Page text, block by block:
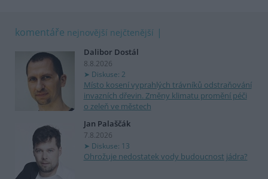
komentáře nejnovější nejčtenější
Dalibor Dostál
8.8.2026
Diskuse: 2
Místo kosení vyprahlých trávníků odstraňování
invazních dřevin. Změny klimatu promění péči
o zeleň ve městech
Jan Palaščák
7.8.2026
Diskuse: 13
Ohrožuje nedostatek vody budoucnost jádra?